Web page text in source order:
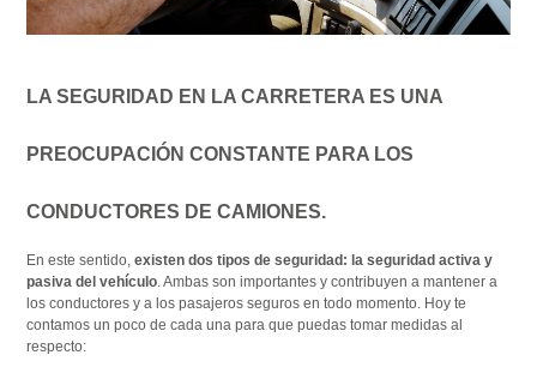
LA SEGURIDAD EN LA CARRETERA ES UNA
PREOCUPACIÓN CONSTANTE PARA LOS
CONDUCTORES DE CAMIONES.
En este sentido,existen dos tipos de seguridad: la seguridad activa y
pasiva del vehículo. Ambas son importantes y contribuyen a mantener a
los conductores y a los pasajeros seguros en todo momento. Hoy te
contamos un poco de cada una para que puedas tomar medidas al
respecto: